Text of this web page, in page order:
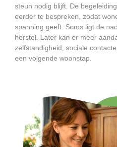
steun nodig blijft. De
eerder te bespreken, zodat
spanning geeft. Soms ligt de
herstel. Later kan er meer
zelfstandigheid, sociale
een volgende woonstap.